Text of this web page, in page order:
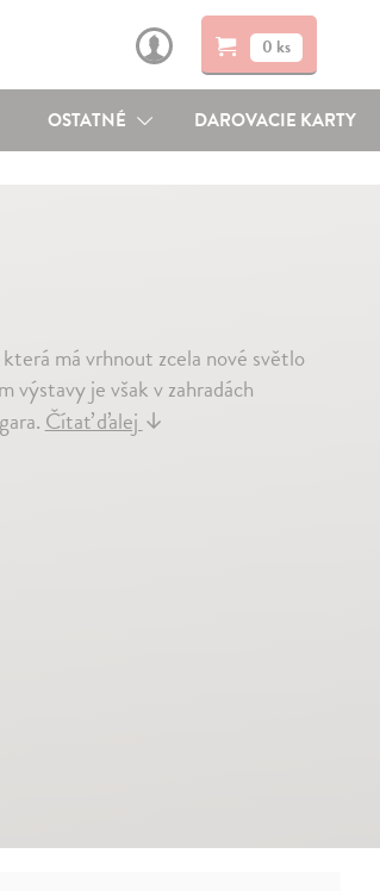
0 ks
OSTATNÉ DAROVACIE KARTY
má vrhnout zcela nové světlo
výstavy je však v zahradách
Čítať ďalej↓